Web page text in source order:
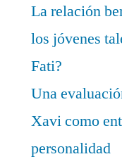
La relación
los jóvenes
Fati?
Una
Xavi como
personalidad